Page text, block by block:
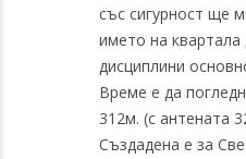
със сигурност ще
името на квартала
дисциплини
Време е да
312м. (с антената
Създадена е за